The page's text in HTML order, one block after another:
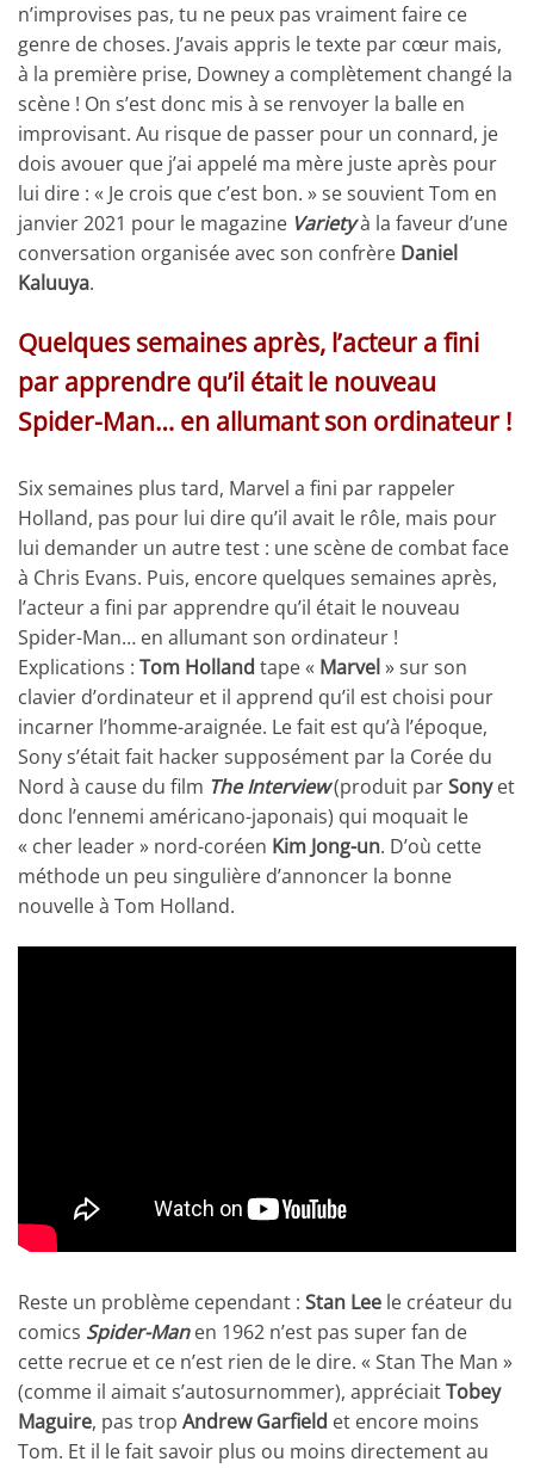
n’improvises pas, tu ne peux pas vraiment faire ce
genre de choses. J’avais appris le texte par cœur mais,
à la première prise, Downey a complètement changé la
scène ! On s’est donc mis à se renvoyer la balle en
improvisant. Au risque de passer pour un connard, je
dois avouer que j’ai appelé ma mère juste après pour
lui dire : « Je crois que c’est bon. » se souvient Tom en
janvier 2021 pour le magazine Varietyà la faveur d’une
conversation organisée avec son confrère Daniel
Kaluuya.
Quelques semaines après, l’acteur a fini
par apprendre qu’il était le nouveau
Spider-Man… en allumant son ordinateur !
Six semaines plus tard, Marvel a fini par rappeler
Holland, pas pour lui dire qu’il avait le rôle, mais pour
lui demander un autre test : une scène de combat face
à Chris Evans. Puis, encore quelques semaines après,
l’acteur a fini par apprendre qu’il était le nouveau
Spider-Man… en allumant son ordinateur !
Explications : Tom Holland tape « Marvel » sur son
clavier d’ordinateur et il apprend qu’il est choisi pour
incarner l’homme-araignée. Le fait est qu’à l’époque,
Sony s’était fait hacker supposément par la Corée du
Nord à cause du film The Interview(produit parSonyet
donc l’ennemi américano-japonais) qui moquait le
« cher leader » nord-coréen Kim Jong-un. D’où cette
méthode un peu singulière d’annoncer la bonne
nouvelle à Tom Holland.
Reste un problème cependant : Stan Lee le créateur du
comics Spider-Manen 1962 n’est pas super fan de
cette recrue et ce n’est rien de le dire. « Stan The Man »
(comme il aimait s’autosurnommer), appréciaitTobey
Maguire, pas trop Andrew Garfield et encore moins
Tom. Et il le fait savoir plus ou moins directement au